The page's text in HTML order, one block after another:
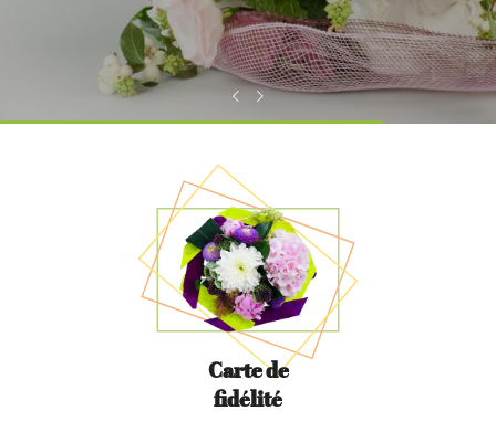
Carte de
fidélité